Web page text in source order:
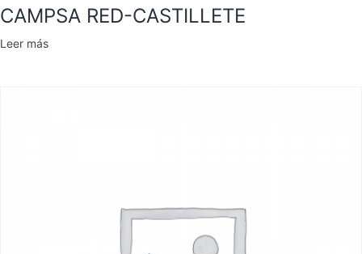
CAMPSA RED-CASTILLETE
Leer más